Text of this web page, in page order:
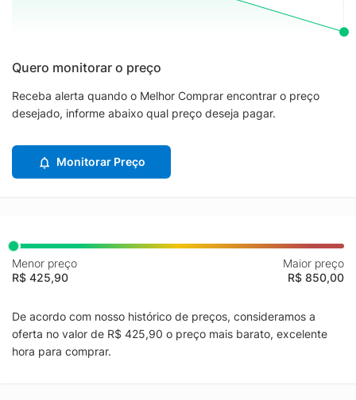
Quero monitorar o preço
Receba alerta quando o Melhor Comprar encontrar o preço
desejado, informe abaixo qual preço deseja pagar.
Monitorar Preço
Menor preço
R$ 425,90
Maior preço
R$ 850,00
De acordo com nosso histórico de preços, consideramos a
oferta no valor de R$ 425,90 o preço mais barato, excelente
hora para comprar.